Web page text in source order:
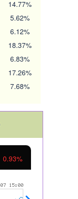
14.77%
5.62%
6.12%
18.37%
6.83%
17.26%
7.68%
1.01%